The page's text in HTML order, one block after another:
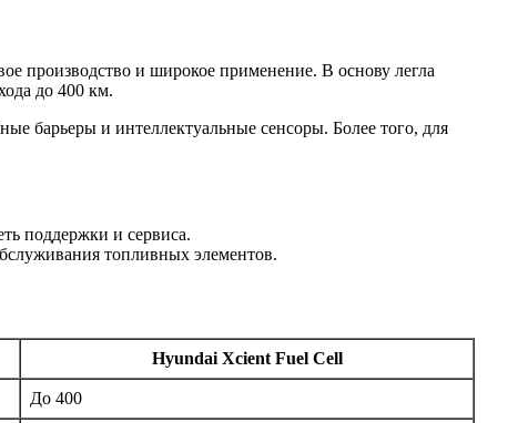
производство и широкое применение. В основу легла
до 400 км.
барьеры и интеллектуальные сенсоры. Более того, для
поддержки и сервиса.
топливных элементов.
Hyundai Xcient Fuel Cell
До 400